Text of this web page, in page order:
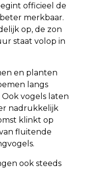
officieel de
merkbaar.
op, de zon
staat volop in
en planten
langs
vogels laten
nadrukkelijk
klinkt op
fluitende
ook steeds